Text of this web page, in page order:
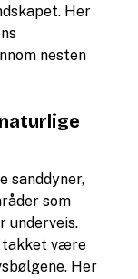
Her
nesten
sanddyner,
som
underveis.
takket være
Her